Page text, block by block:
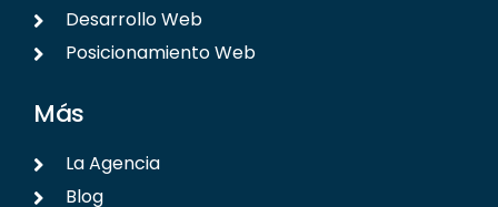
Desarrollo Web
Posicionamiento Web
Más
La Agencia
Blog